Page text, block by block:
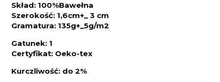
Skład: 100%Bawełna
Szerokość: 1,6cm+_ 3 cm
Gramatura: 135g+_5g/m2
Gatunek: 1
Certyfikat: Oeko-tex
Kurczliwość: do 2%